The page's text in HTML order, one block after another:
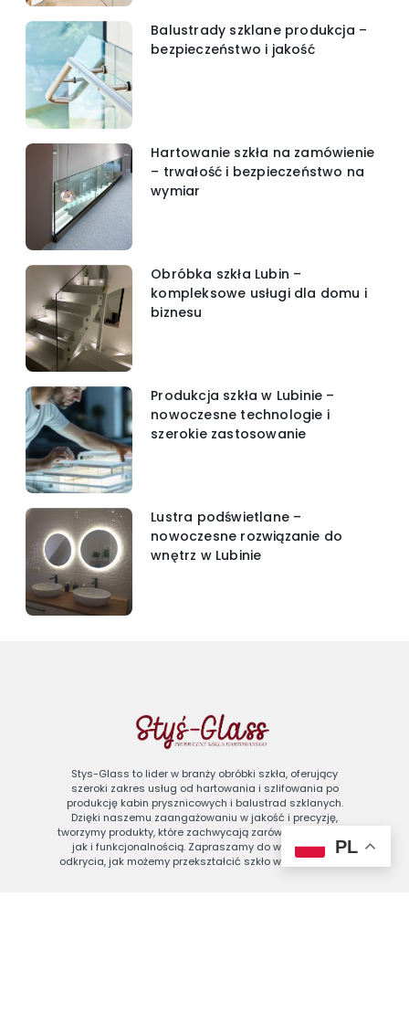
Balustrady szklane produkcja –
bezpieczeństwo i jakość
Hartowanie szkła na zamówienie
– trwałość i bezpieczeństwo na
wymiar
Obróbka szkła Lubin –
kompleksowe usługi dla domu i
biznesu
Produkcja szkła w Lubinie –
nowoczesne technologie i
szerokie zastosowanie
Lustra podświetlane –
nowoczesne rozwiązanie do
wnętrz w Lubinie
Stys-Glass to lider w branży obróbki szkła, oferujący
szeroki zakres usług od hartowania i szlifowania po
produkcję kabin prysznicowych i balustrad szklanych.
Dzięki naszemu zaangażowaniu w jakość i precyzję,
tworzymy produkty, które zachwycają zarówno designem,
jak i funkcjonalnością. Zapraszamy do współpracy i
odkrycia, jak możemy przekształcić szkło w dzieło sztuki.
PL